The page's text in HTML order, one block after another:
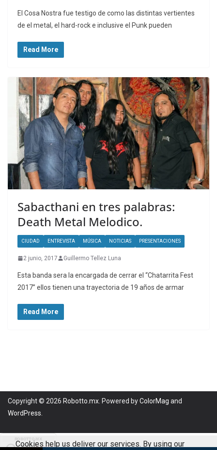
El Cosa Nostra fue testigo de como las distintas vertientes
de el metal, el hard-rock e inclusive el Punk pueden
Read More
Sabacthani en tres palabras:
Death Metal Melodico.
CIUDAD ENTREVISTA MÚSICA NOTICIAS PRESENTACIONES
2 junio, 2017 Guillermo Tellez Luna
Esta banda sera la encargada de cerrar el “Chatarrita Fest
2017” ellos tienen una trayectoria de 19 años de armar
Read More
Copyright © 2026 Robotto.mx . Powered byColorMag and
WordPress
Cookies help us deliver our services. By using our